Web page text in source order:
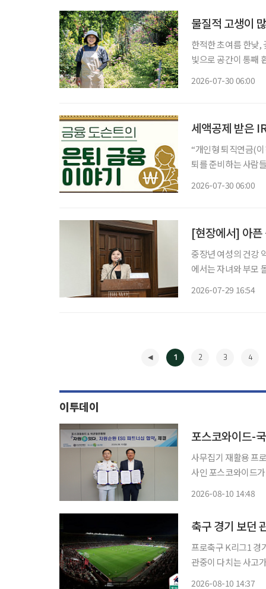
물질적 고생이
한적한 초여름 한낮,
빛으로 공간이 통째
2026-07-30 06:00
세액공제 받은
“개인형 퇴직연금(이
퇴를 준비하는 사람
2026-07-30 06:00
[현장에서] 아픈
중장년 여성의 건강
에서는 자녀와 부모
2026-07-29 16:54
1 2 3 4
이투데이
포스코와이드-
사무집기 재활용 프로젝트 ‘자원
사인 포스코와이드
2026-08-10 14:48
축구 경기 보던
프로축구 K리그1 경
관중이 다치는 사고
2026-08-10 14:37